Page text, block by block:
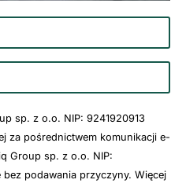
sp. z o.o. NIP: 9241920913
za pośrednictwem komunikacji e-
Group sp. z o.o. NIP:
podawania przyczyny. Więcej